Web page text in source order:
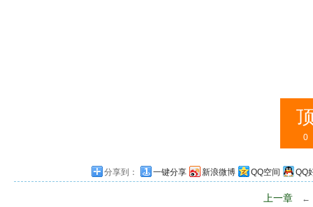
0
分享到： 一键分享 新浪微博 QQ空间 QQ
上一章 ←